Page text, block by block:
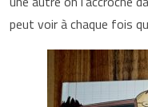
peut voir à chaque fois